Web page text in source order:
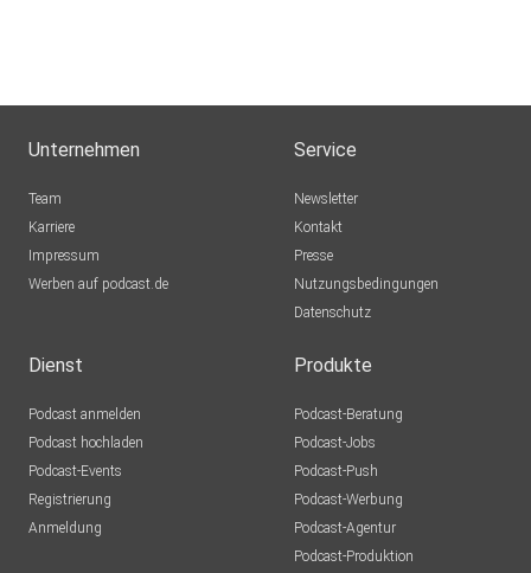
Unternehmen
Team
Karriere
Impressum
Werben auf podcast.de
Service
Newsletter
Kontakt
Presse
Nutzungsbedingungen
Datenschutz
Dienst
Podcast anmelden
Podcast hochladen
Podcast-Events
Registrierung
Anmeldung
Produkte
Podcast-Beratung
Podcast-Jobs
Podcast-Push
Podcast-Werbung
Podcast-Agentur
Podcast-Produktion